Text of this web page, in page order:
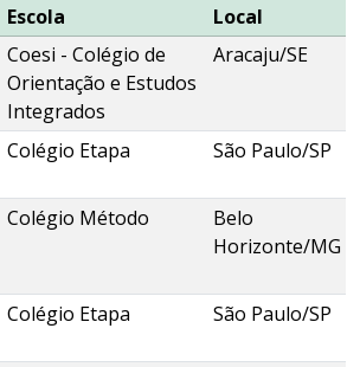
Escola
Local
Coesi - Colégio de
Orientação e Estudos
Integrados
Aracaju/SE
Colégio Etapa São Paulo/SP
Colégio Método
Belo
Horizonte/MG
Colégio Etapa São Paulo/SP